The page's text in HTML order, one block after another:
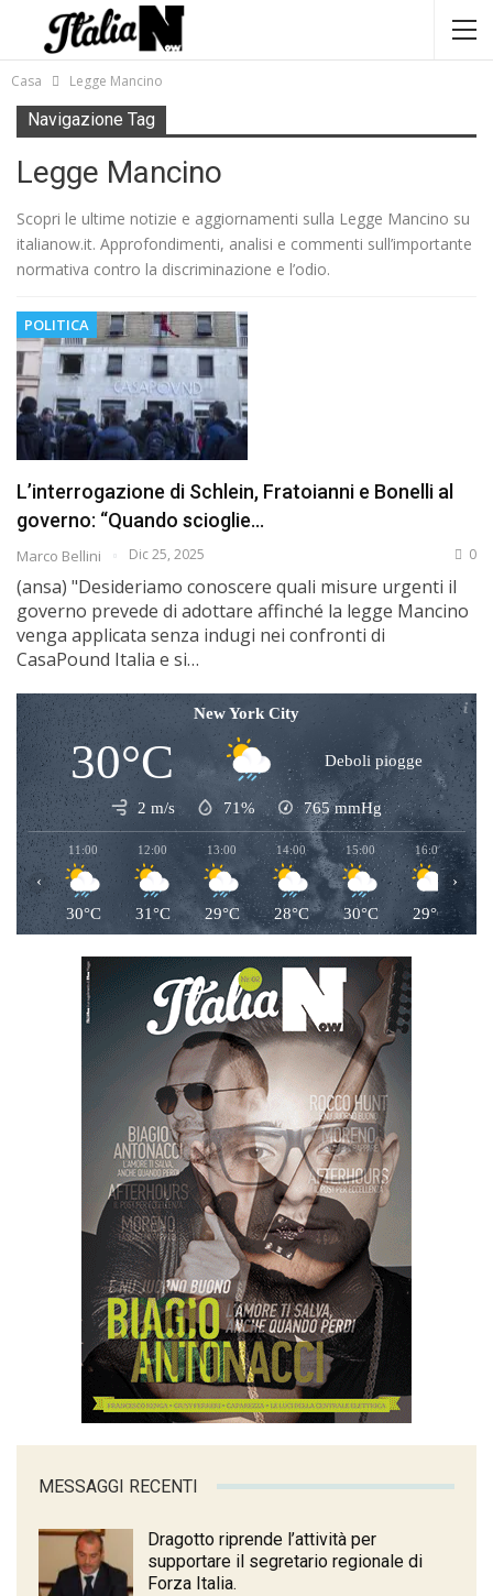
Casa Legge Mancino
Navigazione Tag
Legge Mancino
Scopri le ultime notizie e aggiornamenti sulla Legge Mancino su
italianow.it. Approfondimenti, analisi e commenti sull’importante
normativa contro la discriminazione e l’odio.
POLITICA
L’interrogazione di Schlein, Fratoianni e Bonelli al
governo: “Quando scioglie…
Marco Bellini Dic 25, 2025 0
(ansa) "Desideriamo conoscere quali misure urgenti il
governo prevede di adottare affinché la legge Mancino
venga applicata senza indugi nei confronti di
CasaPound Italia e si…
New York City
30°C Deboli piogge
2 m/s 71% 765mmHg
11:00
30°C
12:00
31°C
13:00
29°C
14:00
28°C
15:00
30°C
16:00
29°C
‹ ›
MESSAGGI RECENTI
Dragotto riprende l’attività per
supportare il segretario regionale di
Forza Italia.